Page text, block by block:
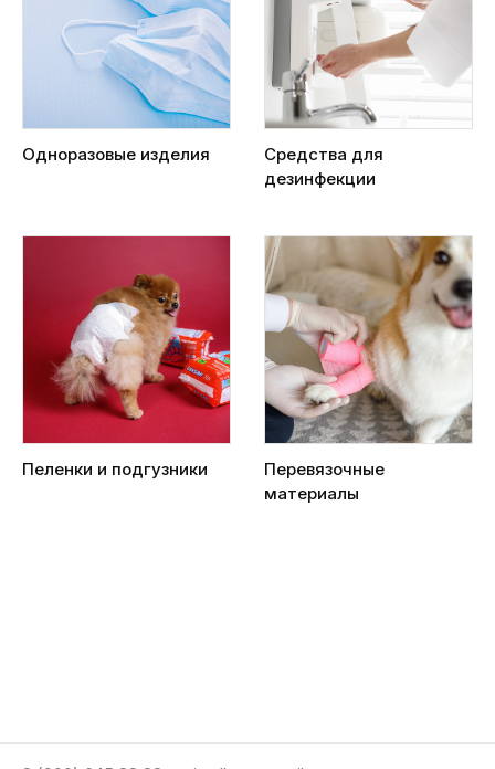
Одноразовые изделия
Средства для
дезинфекции
Пеленки и подгузники
Перевязочные
материалы